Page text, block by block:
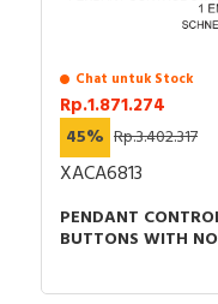
Chat untuk Stock
Rp.1.871.274
45% Rp.3.402.317
XACA6813
PENDANT
BUTTONS WITH